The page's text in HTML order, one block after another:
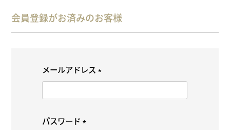
会員登録がお済みのお客様
メールアドレス
(
必
パスワード